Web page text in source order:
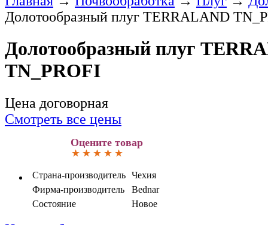
Долотообразный плуг TERRALAND
Долотообразный плуг
TN_PROFI
Цена договорная
Смотреть все цены
Оцените товар
Страна-производитель Чехия
Фирма-производитель
Bednar
Состояние
Новое